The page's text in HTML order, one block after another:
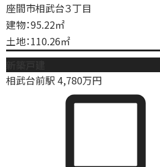
座間市相武台３丁目
建物：95.22㎡
土地：110.26㎡
相武台前駅4,780万円